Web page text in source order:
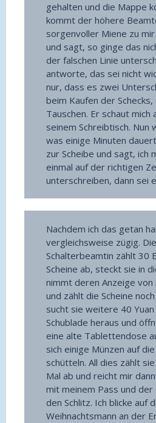
gehalten und die Mappe
kommt der höhere
sorgenvoller Miene zu mir
und sagt, so ginge das
der falschen Linie
antworte, das sei nicht
nur, dass es zwei
beim Kaufen der
Tauschen. Er schaut mich
seinem Schreibtisch.
was einige Minuten
zur Scheibe und sagt, ich
einmal auf der richtigen
unterschreiben, dann sei
Nachdem ich das getan
vergleichsweise zügig. Die
Schalterbeamtin zählt 30
Scheine ab, steckt sie in
nimmt deren Anzeige
und zählt die Scheine
sucht sie weitere 40
Schublade heraus und
eine alte Tablettendose
sich einige Münzen auf
schütteln. All dies zählt
Mal ab und reicht mir
mit meinem Pass und der
den Schlitz. Ich blicke auf
Weihnachtsmann an der